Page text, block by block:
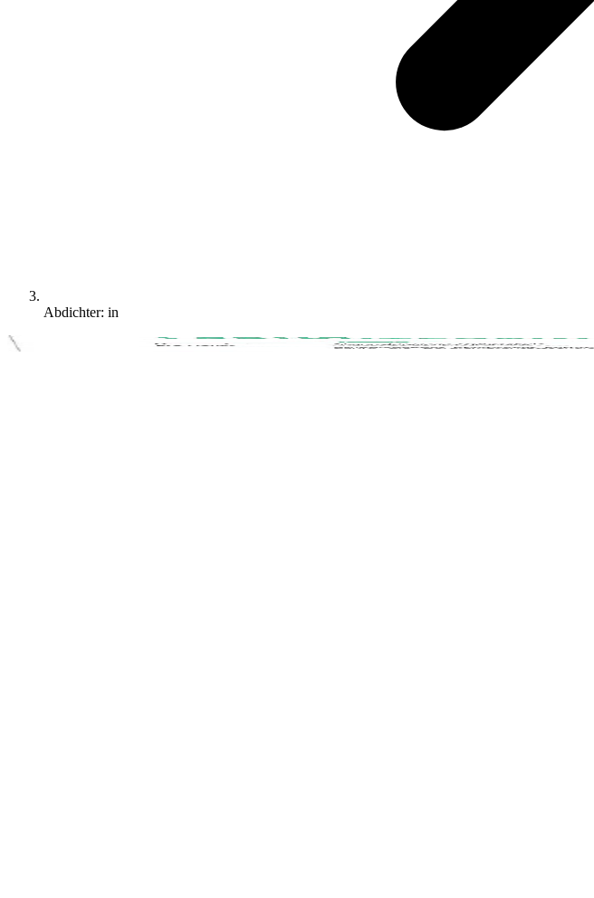
Abdichter: in